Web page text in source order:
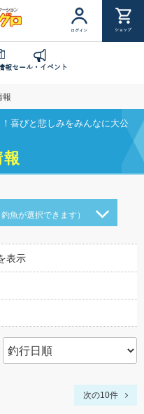
ログイン ショップ
報セール・イベント
報
喜びと悲しみをみんなに大公
魚が選択できます）
表示
次の10件